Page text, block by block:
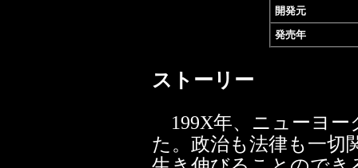
開発元
発売年
ストーリー
199X年、ニューヨー
た。政治も法律も一切